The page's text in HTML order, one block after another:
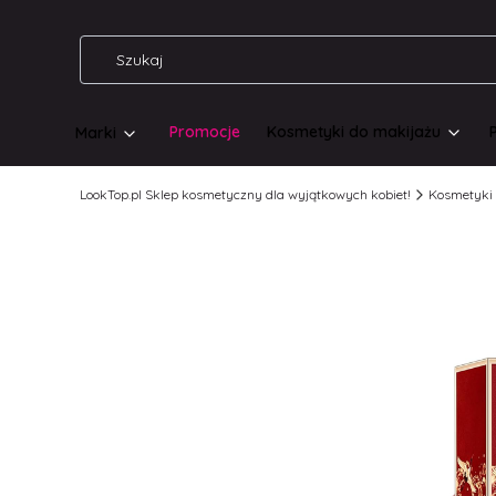
Marki Promocje Kosmetyki do makijażu
LookTop.pl Sklep kosmetyczny dla wyjątkowych kobiet!